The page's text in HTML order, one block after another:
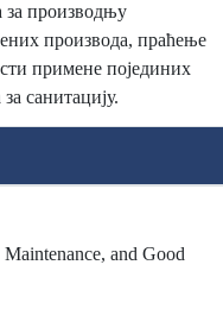
за производњу
производа, праћење
примене појединих
за санитацију.
and Good